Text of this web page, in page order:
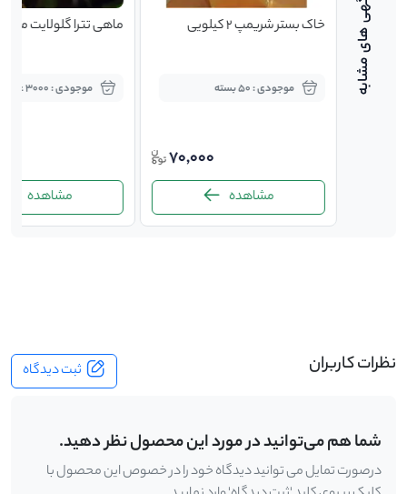
خاک بستر شریمپ 2 کیلویی
موجودی : 50 بسته
70,000
مشاهده
ماهی تترا گلولایت
موجودی : 3000 عدد
مشاهده
نظرات کاربران ثبت دیدگاه
شما هم می‌توانید در مورد این محصول نظر دهید.
درصورت تمایل می توانید دیدگاه خود را در خصوص این محصول با